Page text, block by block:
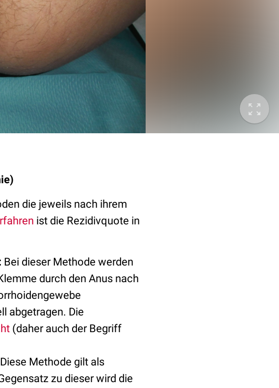
die jeweils nach ihrem
ist die Rezidivquote in
Bei dieser Methode werden
durch den Anus nach
abgetragen. Die
(daher auch der Begriff
Diese Methode gilt als
zu dieser wird die